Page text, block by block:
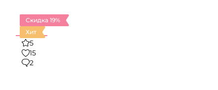
Скидка 19%
Хит
5
15
2